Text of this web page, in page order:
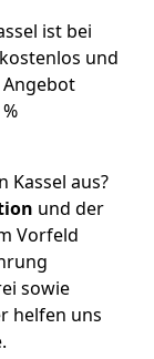
ist bei
und
Kassel aus?
und der
Vorfeld
sowie
helfen uns